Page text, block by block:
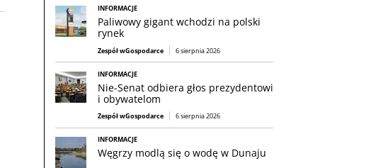
INFORMACJE
Paliwowy gigant wchodzi na polski
rynek
Zespół wGospodarce 6 sierpnia 2026
INFORMACJE
Nie-Senat odbiera głos prezydentowi
i obywatelom
Zespół wGospodarce 6 sierpnia 2026
INFORMACJE
Węgrzy modlą się o wodę w Dunaju